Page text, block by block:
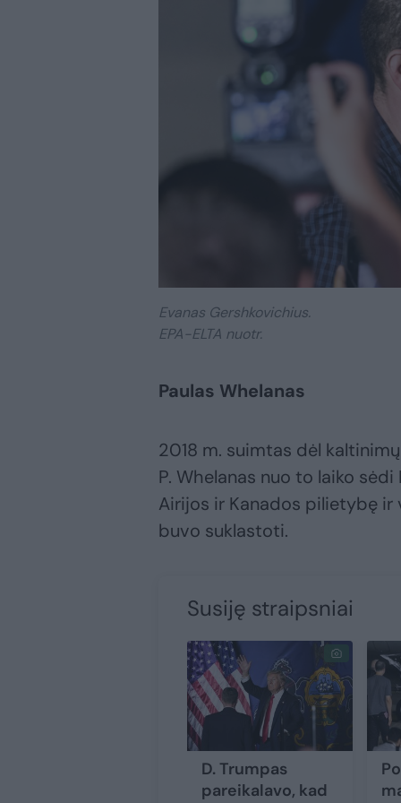
Evanas Gershkovichius.
EPA-ELTA nuotr.
Paulas Whelanas
2018 m. suimtas dėl
P. Whelanas nuo to laiko
Airijos ir Kanados pilietybę
buvo suklastoti.
Susiję straipsniai
D. Trumpas
pareikalavo, kad